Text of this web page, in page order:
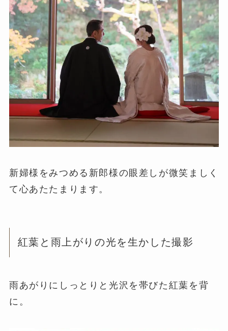
新婦様をみつめる新郎様の眼差しが微笑ましく
て心あたたまります。
紅葉と雨上がりの光を生かした撮影
雨あがりにしっとりと光沢を帯びた紅葉を背
に。